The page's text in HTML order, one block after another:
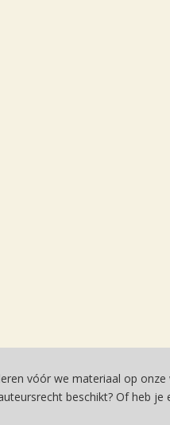
vóór we materiaal op onze
beschikt? Of heb je